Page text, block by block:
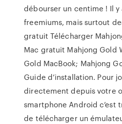
débourser un centime ! Il
freemiums, mais surtout
gratuit Télécharger
Mac gratuit Mahjong Gold
Gold MacBook; Mahjong
Guide d’installation. Pour
directement depuis votre
smartphone Android c’est
de télécharger un